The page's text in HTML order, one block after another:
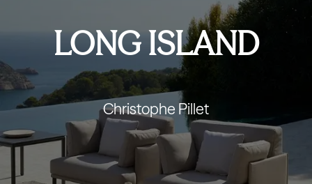
LONG ISLAND
Christophe Pillet